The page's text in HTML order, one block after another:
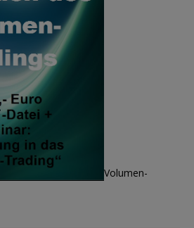
Volumen-